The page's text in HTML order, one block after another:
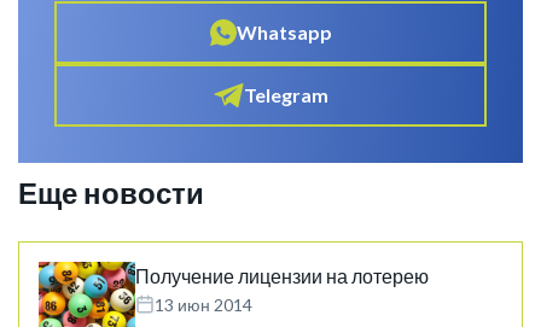
Whatsapp
Telegram
Еще новости
Получение лицензии на лотерею
13 июн 2014